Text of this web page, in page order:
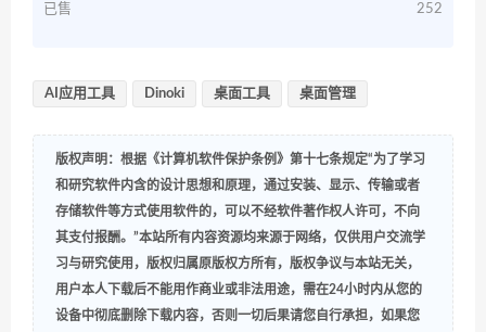
已售 252
AI应用工具 Dinoki 桌面工具 桌面管理
版权声明：根据《计算机软件保护条例》第十七条规定“为了学习
和研究软件内含的设计思想和原理，通过安装、显示、传输或者
存储软件等方式使用软件的，可以不经软件著作权人许可，不向
其支付报酬。”本站所有内容资源均来源于网络，仅供用户交流学
习与研究使用，版权归属原版权方所有，版权争议与本站无关，
用户本人下载后不能用作商业或非法用途，需在24小时内从您的
设备中彻底删除下载内容，否则一切后果请您自行承担，如果您